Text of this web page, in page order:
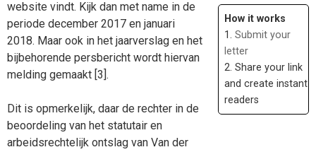
website vindt. Kijk dan met name in de
periode december 2017 en januari
2018. Maar ook in het jaarverslag en het
bijbehorende persbericht wordt hiervan
melding gemaakt [3].
Dit is opmerkelijk, daar de rechter in de
beoordeling van het statutair en
arbeidsrechtelijk ontslag van Van der
How it works
1. Submit your
letter
2. Share your link
and create instant
readers